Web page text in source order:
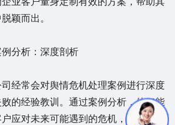
颖而出。
分析：深度剖析
常会对舆情危机处理案例进行深度
的经验教训。通过案例分析，他们能
应对未来可能遇到的危机，提高危机